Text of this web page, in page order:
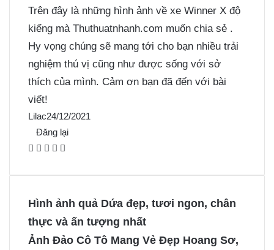
Trên đây là những hình ảnh về xe Winner X độ
kiểng mà Thuthuatnhanh.com muốn chia sẻ .
Hy vọng chúng sẽ mang tới cho bạn nhiều trải
nghiệm thú vị cũng như được sống với sở
thích của mình. Cảm ơn bạn đã đến với bài
viết!
Lilac24/12/2021
Đăng lại
F
o
o
X P
r
e
M
n
g
n
g
Hình ảnh quả Dứa đẹp, tươi ngon, chân
thực và ấn tượng nhất
Ảnh Đảo Cô Tô Mang Vẻ Đẹp Hoang Sơ,